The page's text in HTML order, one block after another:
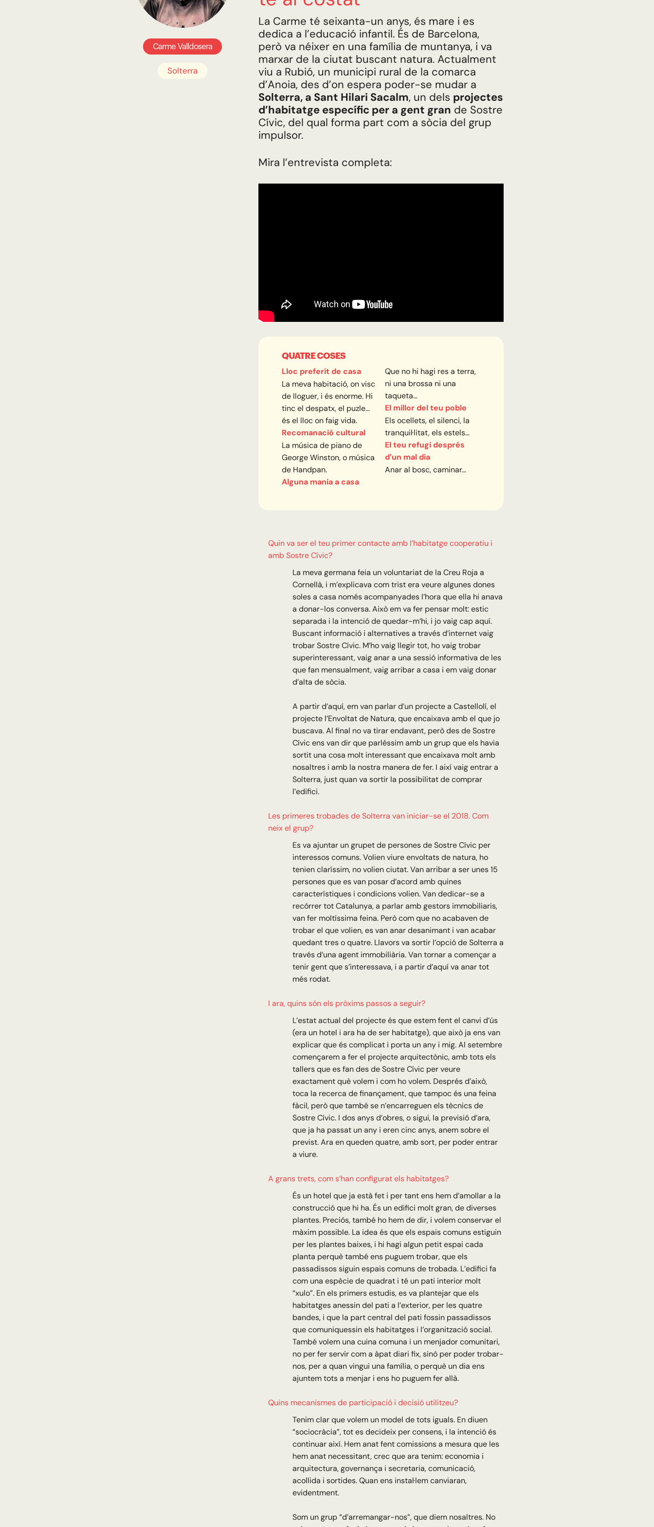
Carme Valldosera
Solterra
La Carme té seixanta-un anys, és mare i es
dedica a l’educació infantil. És de Barcelona,
però va néixer en una família de muntanya, i va
marxar de la ciutat buscant natura. Actualment
viu a Rubió, un municipi rural de la comarca
d’Anoia, des d’on espera poder-se mudar a
Solterra, a Sant Hilari Sacalm, un dels projectes
d’habitatge específic per a gent gran de Sostre
Cívic, del qual forma part com a sòcia del grup
impulsor.
Mira l’entrevista completa:
QUATRE COSES
Lloc preferit de casa
La meva habitació, on visc
de lloguer, i és enorme. Hi
tinc el despatx, el puzle…
és el lloc on faig vida.
Recomanació cultural
La música de piano de
George Winston, o música
de Handpan.
Alguna mania a casa
Que no hi hagi res a terra,
ni una brossa ni una
taqueta…
El millor del teu poble
Els ocellets, el silenci, la
tranquil·litat, els estels…
El teu refugi després
d’un mal dia
Anar al bosc, caminar…
Quin va ser el teu primer contacte amb l’habitatge cooperatiu i
amb Sostre Cívic?
La meva germana feia un voluntariat de la Creu Roja a
Cornellà, i m’explicava com trist era veure algunes dones
soles a casa només acompanyades l’hora que ella hi anava
a donar-los conversa. Això em va fer pensar molt: estic
separada i la intenció de quedar-m’hi, i jo vaig cap aquí.
Buscant informació i alternatives a través d’internet vaig
trobar Sostre Cívic. M’ho vaig llegir tot, ho vaig trobar
superinteressant, vaig anar a una sessió informativa de les
que fan mensualment, vaig arribar a casa i em vaig donar
d’alta de sòcia.
A partir d’aquí, em van parlar d’un projecte a Castellolí, el
projecte l’Envoltat de Natura, que encaixava amb el que jo
buscava. Al final no va tirar endavant, però des de Sostre
Cívic ens van dir que parléssim amb un grup que els havia
sortit una cosa molt interessant que encaixava molt amb
nosaltres i amb la nostra manera de fer. I així vaig entrar a
Solterra, just quan va sortir la possibilitat de comprar
l’edifici.
Les primeres trobades de Solterra van iniciar-se el 2018. Com
neix el grup?
Es va ajuntar un grupet de persones de Sostre Cívic per
interessos comuns. Volien viure envoltats de natura, ho
tenien claríssim, no volien ciutat. Van arribar a ser unes 15
persones que es van posar d’acord amb quines
característiques i condicions volien. Van dedicar-se a
recórrer tot Catalunya, a parlar amb gestors immobiliaris,
van fer moltíssima feina. Però com que no acabaven de
trobar el que volien, es van anar desanimant i van acabar
quedant tres o quatre. Llavors va sortir l’opció de Solterra a
través d’una agent immobiliària. Van tornar a començar a
tenir gent que s’interessava, i a partir d’aquí va anar tot
més rodat.
I ara, quins són els pròxims passos a seguir?
L’estat actual del projecte és que estem fent el canvi d’ús
(era un hotel i ara ha de ser habitatge), que això ja ens van
explicar que és complicat i porta un any i mig. Al setembre
començarem a fer el projecte arquitectònic, amb tots els
tallers que es fan des de Sostre Cívic per veure
exactament què volem i com ho volem. Després d’això,
toca la recerca de finançament, que tampoc és una feina
fàcil, però que també se n’encarreguen els tècnics de
Sostre Cívic. I dos anys d’obres, o sigui, la previsió d’ara,
que ja ha passat un any i eren cinc anys, anem sobre el
previst. Ara en queden quatre, amb sort, per poder entrar
a viure.
A grans trets, com s’han configurat els habitatges?
És un hotel que ja està fet i per tant ens hem d’amollar a la
construcció que hi ha. És un edifici molt gran, de diverses
plantes. Preciós, també ho hem de dir, i volem conservar el
màxim possible. La idea és que els espais comuns estiguin
per les plantes baixes, i hi hagi algun petit espai cada
planta perquè també ens puguem trobar, que els
passadissos siguin espais comuns de trobada. L’edifici fa
com una espècie de quadrat i té un pati interior molt
“xulo”. En els primers estudis, es va plantejar que els
habitatges anessin del pati a l’exterior, per les quatre
bandes, i que la part central del pati fossin passadissos
que comuniquessin els habitatges i l’organització social.
També volem una cuina comuna i un menjador comunitari,
no per fer servir com a àpat diari fix, sinó per poder trobar-
nos, per a quan vingui una família, o perquè un dia ens
ajuntem tots a menjar i ens ho puguem fer allà.
Quins mecanismes de participació i decisió utilitzeu?
Tenim clar que volem un model de tots iguals. En diuen
“sociocràcia”, tot es decideix per consens, i la intenció és
continuar així. Hem anat fent comissions a mesura que les
hem anat necessitant, crec que ara tenim: economia i
arquitectura, governança i secretaria, comunicació,
acollida i sortides. Quan ens instal·lem canviaran,
evidentment.
Som un grup “d’arremangar-nos”, que diem nosaltres. No